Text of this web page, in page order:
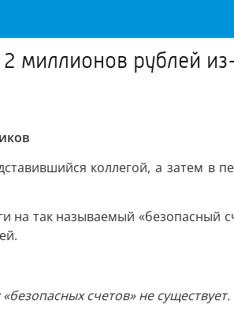
миллионов рублей
коллегой, а затем в
так называемый «безопасный
счетов» не существует.